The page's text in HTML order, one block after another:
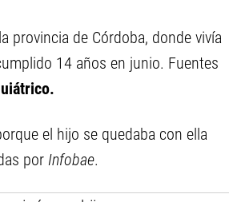
provincia de Córdoba, donde vivía
14 años en junio. Fuentes
el hijo se quedaba con ella
por Infobae.